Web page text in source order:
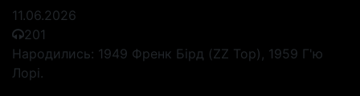
11.06.2026
201
Народились: 1949 Френк Бірд (ZZ Top), 1959 Г'ю
Лорі.